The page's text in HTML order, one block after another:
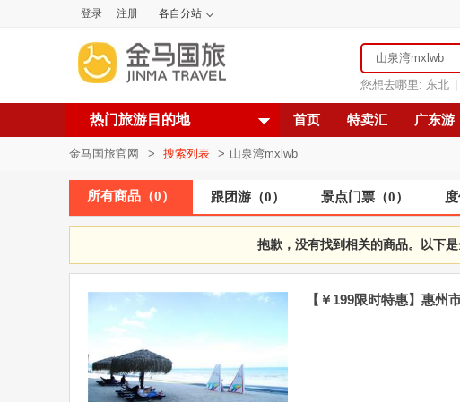
登录 注册 各自分站
您想去哪里: 东北
热门旅游目的地 首页 特卖汇 广东游
金马国旅官网 > 搜索列表 > 山泉湾mxlwb
所有商品 （0） 跟团游 （0） 景点门票 （0）
抱歉，没有找到相关的商品。以下
【￥199限时特惠】惠州